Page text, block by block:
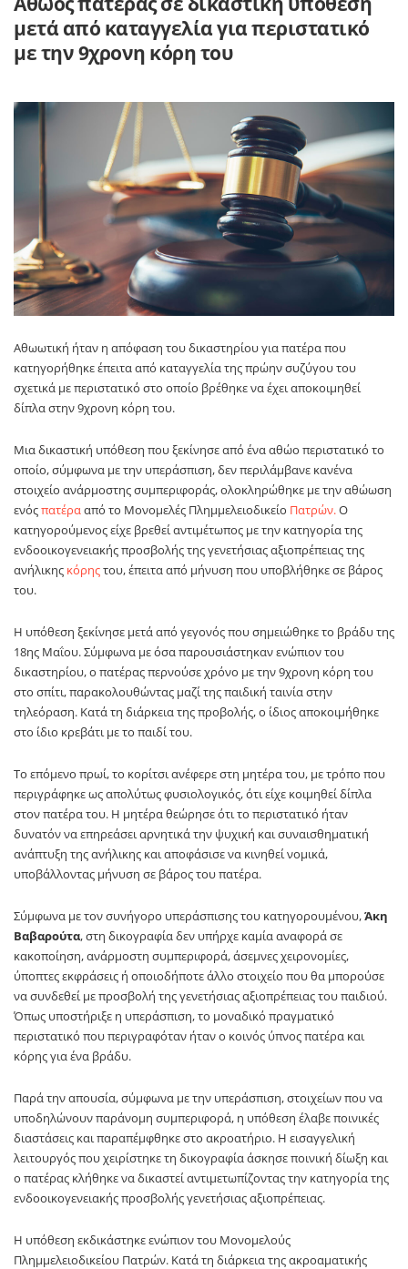
μετά από καταγγελία για περιστατικό
με την 9χρονη κόρη του
Αθωωτική ήταν η απόφαση του δικαστηρίου για πατέρα που
κατηγορήθηκε έπειτα από καταγγελία της πρώην συζύγου του
σχετικά με περιστατικό στο οποίο βρέθηκε να έχει αποκοιμηθεί
δίπλα στην 9χρονη κόρη του.
Μια δικαστική υπόθεση που ξεκίνησε από ένα αθώο περιστατικό το
οποίο, σύμφωνα με την υπεράσπιση, δεν περιλάμβανε κανένα
στοιχείο ανάρμοστης συμπεριφοράς, ολοκληρώθηκε με την αθώωση
ενόςπατέρααπό το Μονομελές Πλημμελειοδικείο Πατρών.Ο
κατηγορούμενος είχε βρεθεί αντιμέτωπος με την κατηγορία της
ενδοοικογενειακής προσβολής της γενετήσιας αξιοπρέπειας της
ανήλικης κόρηςτου, έπειτα από μήνυση που υποβλήθηκε σε βάρος
του.
Η υπόθεση ξεκίνησε μετά από γεγονός που σημειώθηκε το βράδυ της
18ης Μαΐου. Σύμφωνα με όσα παρουσιάστηκαν ενώπιον του
δικαστηρίου, ο πατέρας περνούσε χρόνο με την 9χρονη κόρη του
στο σπίτι, παρακολουθώντας μαζί της παιδική ταινία στην
τηλεόραση. Κατά τη διάρκεια της προβολής, ο ίδιος αποκοιμήθηκε
στο ίδιο κρεβάτι με το παιδί του.
Το επόμενο πρωί, το κορίτσι ανέφερε στη μητέρα του, με τρόπο που
περιγράφηκε ως απολύτως φυσιολογικός, ότι είχε κοιμηθεί δίπλα
στον πατέρα του. Η μητέρα θεώρησε ότι το περιστατικό ήταν
δυνατόν να επηρεάσει αρνητικά την ψυχική και συναισθηματική
ανάπτυξη της ανήλικης και αποφάσισε να κινηθεί νομικά,
υποβάλλοντας μήνυση σε βάρος του πατέρα.
Σύμφωνα με τον συνήγορο υπεράσπισης του κατηγορουμένου,Άκη
Βαβαρούτα, στη δικογραφία δεν υπήρχε καμία αναφορά σε
κακοποίηση, ανάρμοστη συμπεριφορά, άσεμνες χειρονομίες,
ύποπτες εκφράσεις ή οποιοδήποτε άλλο στοιχείο που θα μπορούσε
να συνδεθεί με προσβολή της γενετήσιας αξιοπρέπειας του παιδιού.
Όπως υποστήριξε η υπεράσπιση, το μοναδικό πραγματικό
περιστατικό που περιγραφόταν ήταν ο κοινός ύπνος πατέρα και
κόρης για ένα βράδυ.
Παρά την απουσία, σύμφωνα με την υπεράσπιση, στοιχείων που να
υποδηλώνουν παράνομη συμπεριφορά, η υπόθεση έλαβε ποινικές
διαστάσεις και παραπέμφθηκε στο ακροατήριο. Η εισαγγελική
λειτουργός που χειρίστηκε τη δικογραφία άσκησε ποινική δίωξη και
ο πατέρας κλήθηκε να δικαστεί αντιμετωπίζοντας την κατηγορία της
ενδοοικογενειακής προσβολής γενετήσιας αξιοπρέπειας.
Η υπόθεση εκδικάστηκε ενώπιον του Μονομελούς
Πλημμελειοδικείου Πατρών. Κατά τη διάρκεια της ακροαματικής